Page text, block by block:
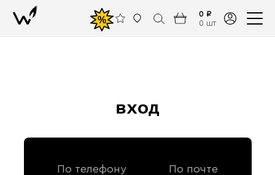
%
0 ₽
0 шт
вход
По телефону По почте